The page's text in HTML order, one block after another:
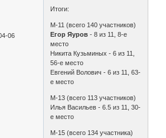
06
Итоги:
М-11 (всего 140 участников)
Егор Яуров - 8 из 11, 8-е
место
Никита Кузьминых - 6 из 11,
56-е место
Евгений Волович - 6 из 11, 63-
е место
М-13 (всего 113 участников)
Илья Васильев - 6.5 из 11, 30-
е место
М-15 (всего 134 участника)